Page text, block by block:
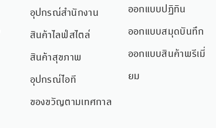
อุปกรณ์สำนักงาน
สินค้าไลฟ์สไตล์
สินค้าสุขภาพ
อุปกรณ์ไอที
ของขวัญตามเทศกาล
ออกแบบปฏิทิน
ออกแบบสมุดบันทึก
ออกแบบสินค้าพรีเมี่
ยม